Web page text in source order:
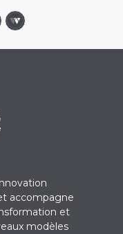
accompagne
et
modèles